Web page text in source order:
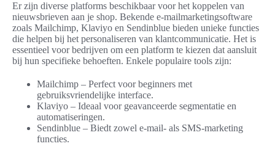
Er zijn diverse platforms beschikbaar voor het koppelen van
nieuwsbrieven aan je shop. Bekende e-mailmarketingsoftware
zoals Mailchimp, Klaviyo en Sendinblue bieden unieke functies
die helpen bij het personaliseren van klantcommunicatie. Het is
essentieel voor bedrijven om een platform te kiezen dat aansluit
bij hun specifieke behoeften. Enkele populaire tools zijn:
Mailchimp – Perfect voor beginners met
gebruiksvriendelijke interface.
Klaviyo – Ideaal voor geavanceerde segmentatie en
automatiseringen.
Sendinblue – Biedt zowel e-mail- als SMS-marketing
functies.